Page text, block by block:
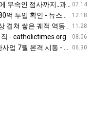
07.14
측 '눈살' [Oh!쎈 초점] - v.daum.net
12.18
투입 확인 - 뉴스타파
11.28
하는 도시를 이루다 - v.daum.net
08.06
작 - catholictimes.org
06.30
월 본격 시동 - 밥상뉴스